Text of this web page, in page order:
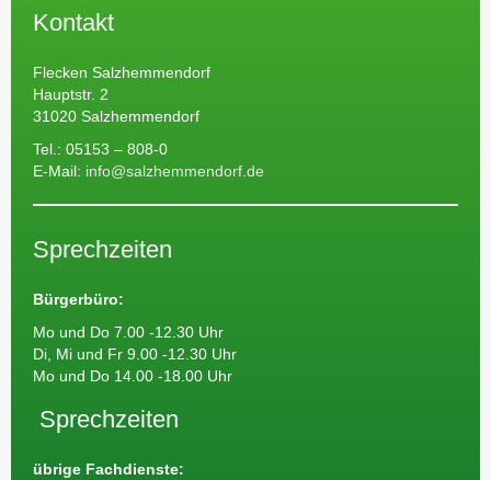
Kontakt
Flecken Salzhemmendorf
Hauptstr. 2
31020 Salzhemmendorf
Tel.: 05153 – 808-0
E-Mail: info@salzhemmendorf.de
Sprechzeiten
Bürgerbüro:
Mo und Do 7.00 -12.30 Uhr
Di, Mi und Fr 9.00 -12.30 Uhr
Mo und Do 14.00 -18.00 Uhr
Sprechzeiten
übrige Fachdienste: